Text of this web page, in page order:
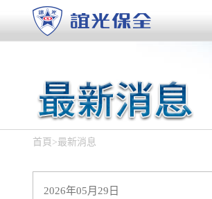
首頁 >最新消息
2026年05月29日